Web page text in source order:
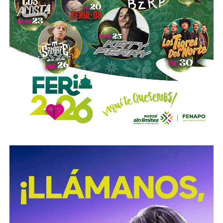
móviles rusas antes de que puedan disparar.
Para ello, Kiev busca utilizar drones con conexión a
Starlink, lo que permitiría mantener comunicación y
capacidad de maniobra a grandes distancias.
La analista Oksana Kuzan resumió la estrategia como
“golpear al arquero, no a las flechas”: si Ucrania consigue
destruir las lanzaderas antes de que disparen, podría
reducir la presión sobre sus sistemas de defensa aérea y
ahorrar una cantidad importante de interceptores.
planteado esta posibilidad al presidente estadounidense
Donald Trump durante su encuentro del 28 de julio en la
Casa Blanca.
Sin embargo, hasta ahora Washington no ha autorizado el
acceso solicitado.